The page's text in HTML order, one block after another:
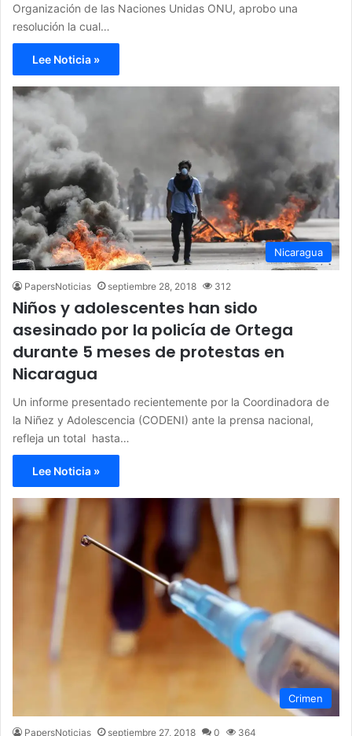
Organización de las Naciones Unidas ONU, aprobo una
resolución la cual…
Lee Noticia »
Nicaragua
PapersNoticias septiembre 28, 2018 312
Niños y adolescentes han sido
asesinado por la policía de Ortega
durante 5 meses de protestas en
Nicaragua
Un informe presentado recientemente por la Coordinadora de
la Niñez y Adolescencia (CODENI) ante la prensa nacional,
refleja un total hasta…
Lee Noticia »
Crimen
PapersNoticias septiembre 27, 2018 0 364